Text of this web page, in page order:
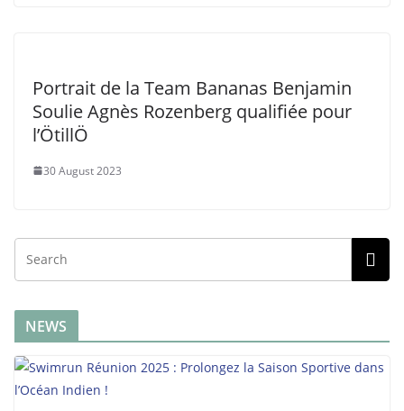
Portrait de la Team Bananas Benjamin
Soulie Agnès Rozenberg qualifiée pour
l’ÖtillÖ
30 August 2023
NEWS